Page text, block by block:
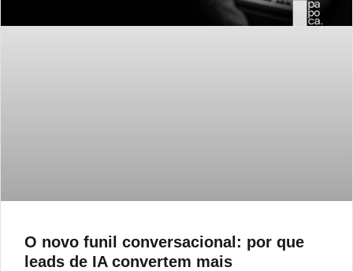
O novo funil conversacional: por que
leads de IA convertem mais